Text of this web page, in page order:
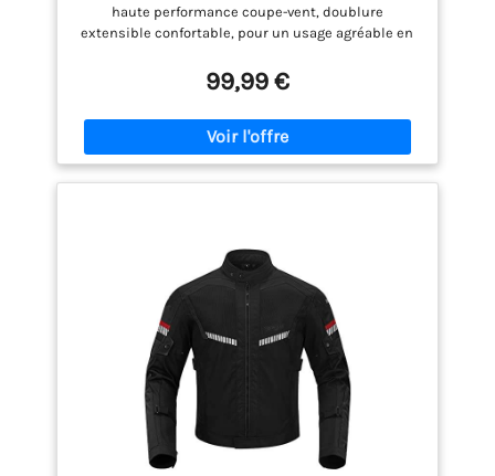
haute performance coupe-vent, doublure
extensible confortable, pour un usage agréable en
Sécurité garantie avec 4 protections CE niveau 2
aux épaules et aux coudes, plus une protection EVA
amovible au dos pour une protection optimale.
【Design pratique et flexible】Capuche amovible
pour une liberté de mouvement totale. Quatre
poches zippées protègent efficacement vos objets
chaud. 【Détails réfléchissants 】Bandes
réfléchissantes sur le dos et les manches pour une
meilleure visibilité et sécurité, de jour comme de
99,99 €